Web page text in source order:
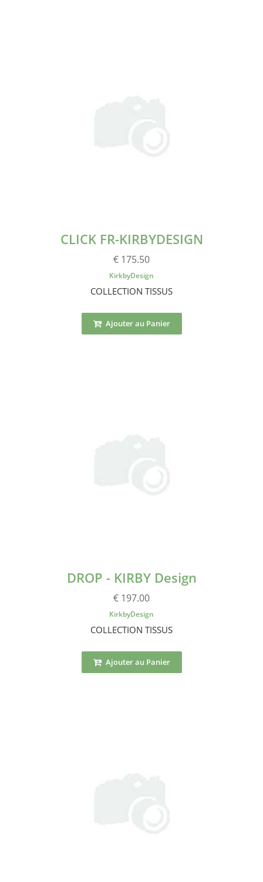
CLICK FR-KIRBYDESIGN
€ 175.50
KirkbyDesign
COLLECTION TISSUS
Ajouter au Panier
DROP - KIRBY Design
€ 197.00
KirkbyDesign
COLLECTION TISSUS
Ajouter au Panier